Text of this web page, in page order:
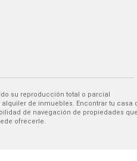
su reproducción total o parcial
de navegación de propiedades
ofrecerle.